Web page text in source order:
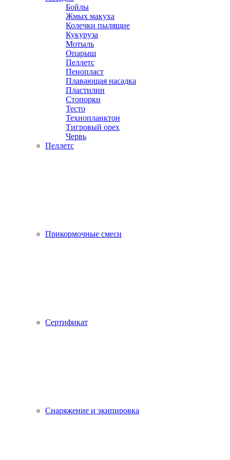
Бойлы
Жмых макуха
Колечки пылящие
Кукуруза
Мотыль
Опарыш
Пеллетс
Пенопласт
Плавающая насадка
Пластилин
Стопорки
Тесто
Технопланктон
Тигровый орех
Червь
Пеллетс
Прикормочные смеси
Сертификат
Снаряжение и экипировка